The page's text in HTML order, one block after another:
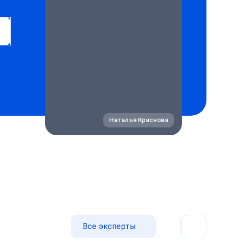
Наталья Краснова
Все эксперты